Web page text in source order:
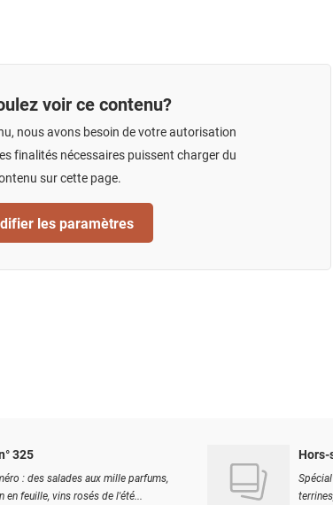
voir ce contenu?
nous avons besoin de votre autorisation
finalités nécessaires puissent charger du
sur cette page.
les paramètres
325
: des salades aux mille parfums,
en feuille, vins rosés de l'été...